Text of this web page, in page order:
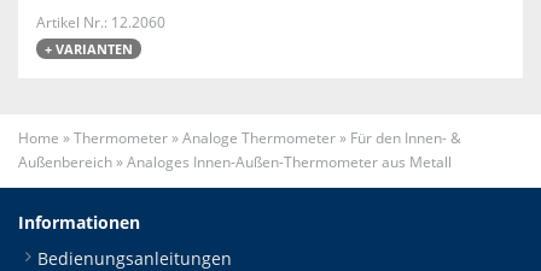
Artikel Nr.: 12.2060
+ VARIANTEN
Home »Thermometer»Analoge Thermometer» Für den Innen- &
Außenbereich»Analoges Innen-Außen-Thermometer aus Metall
Informationen
Bedienungsanleitungen